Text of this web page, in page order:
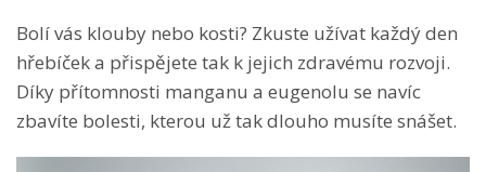
Bolí vás klouby nebo kosti? Zkuste užívat každý den
hřebíček a přispějete tak k jejich zdravému rozvoji.
Díky přítomnosti manganu a eugenolu se navíc
zbavíte bolesti, kterou už tak dlouho musíte snášet.